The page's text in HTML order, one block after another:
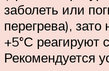
заболеть или
перегрева),
+5°С реагируют
Рекомендуется